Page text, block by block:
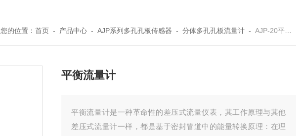
您的位置：首页 - 产品中心 -AJP系列多孔孔板传感器 -分体多孔孔板流量计 -AJP-20平衡流量计
平衡流量计
平衡流量计是一种革命性的差压式流量仪表，其工作原理与其他
差压式流量计一样，都是基于密封管道中的能量转换原理：在理